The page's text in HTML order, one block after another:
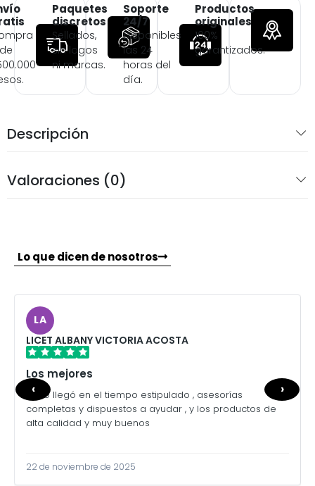
Paquetes
discretos
Sellados,
sin logos
ni marcas.
Soporte
24/7
Disponibles
las 24
horas del
día.
Productos
originales
100%
garantizados.
Descripción
Valoraciones (0)
Lo que dicen de nosotros
LA
LICET ALBANY VICTORIA ACOSTA
Los mejores
Todo llegó en el tiempo estipulado , asesorías
completas y dispuestos a ayudar , y los productos de
alta calidad y muy buenos
22 de noviembre de 2025
‹ ›